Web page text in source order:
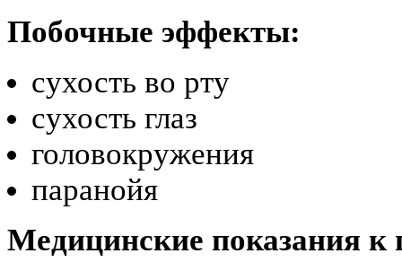
Побочные эффекты:
сухость во рту
сухость глаз
головокружения
паранойя
Медицинские показания